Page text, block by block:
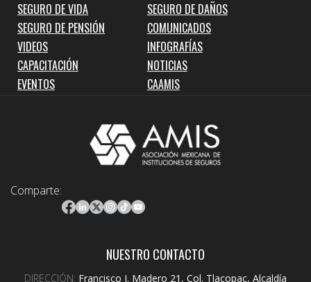
SEGURO DE VIDA
SEGURO DE DAÑOS
SEGURO DE PENSIÓN
COMUNICADOS
VIDEOS
INFOGRAFÍAS
CAPACITACIÓN
NOTICIAS
EVENTOS
CAAMIS
Comparte:
NUESTRO CONTACTO
DIRECCIÓN: Francisco I. Madero 21, Col. Tlacopac, Alcaldía